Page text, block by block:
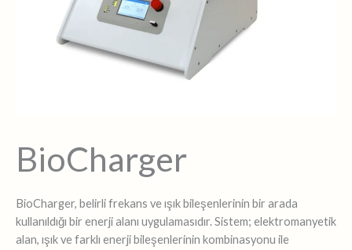
BioCharger
BioCharger, belirli frekans ve ışık bileşenlerinin bir arada
kullanıldığı bir enerji alanı uygulamasıdır. Sistem; elektromanyetik
alan, ışık ve farklı enerji bileşenlerinin kombinasyonu ile